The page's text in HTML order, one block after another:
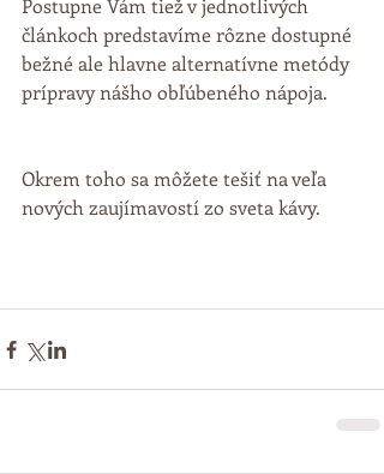
Postupne Vám tiež v jednotlivých
článkoch predstavíme rôzne dostupné
bežné ale hlavne alternatívne metódy
prípravy nášho obľúbeného nápoja.
Okrem toho sa môžete tešiť na veľa
nových zaujímavostí zo sveta kávy.